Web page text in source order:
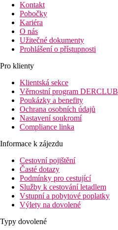
Kontakt
Pobočky
Kariéra
O nás
Užitečné dokumenty
Prohlášení o přístupnosti
Pro klienty
Klientská sekce
Věrnostní program DERCLUB
Poukázky a benefity
Ochrana osobních údajů
Nastavení soukromí
Compliance linka
Informace k zájezdu
Cestovní pojištění
Časté dotazy
Podmínky pro cestující
Služby k cestování letadlem
Vstupní a pobytové poplatky
Výlety na dovolené
Typy dovolené